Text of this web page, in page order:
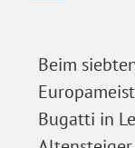
Beim
Bugatti in